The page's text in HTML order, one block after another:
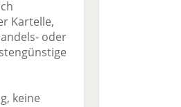
Kartelle,
oder
keine